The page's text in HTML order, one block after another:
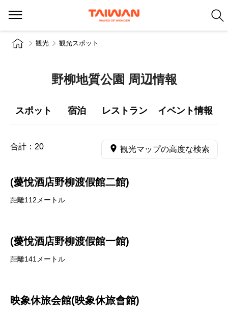
観光 観光スポット
野柳地質公園 周辺情報
スポット 宿泊 レストラン イベント情報
合計： 20 観光マップの高度な検索
(薆悅酒店野柳渡假館二館)
距離112メートル
(薆悅酒店野柳渡假館一館)
距離141メートル
映象休旅会館(映象休旅會館)